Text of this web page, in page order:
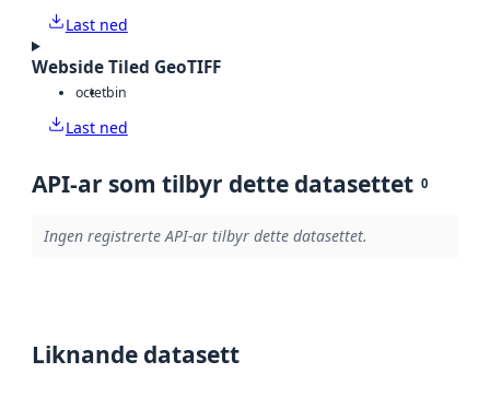
Last ned
Webside Tiled GeoTIFF
octetbin
Last ned
API-ar som tilbyr dette datasettet 0
Ingen registrerte API-ar tilbyr dette datasettet.
Liknande datasett